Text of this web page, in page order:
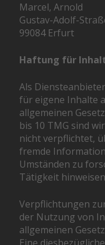
Marcel, Arnold
Gustav-Adolf-
99084 Erfurt
Haftung für
Als
für eigene Inhalte
allgemeinen
bis 10 TMG sind
nicht verpflichtet,
fremde
Umständen zu
Tätigkeit
Verpflichtungen
der Nutzung von
allgemeinen